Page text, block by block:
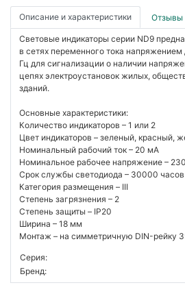
Описание и характеристики Отзывы
Световые индикаторы серии ND9
в сетях переменного тока
Гц для сигнализации о наличии
цепях электроустановок жилых,
зданий.
Основные характеристики:
Количество индикаторов – 1 или 2
Цвет индикаторов – зеленый, красный,
Номинальный рабочий ток – 20 мА
Номинальное рабочее напряжение –
Срок службы светодиода – 30000 часов
Категория размещения – III
Степень загрязнения – 2
Степень защиты – IP20
Ширина – 18 мм
Монтаж – на симметричную DIN-рейку
Серия:
Бренд: